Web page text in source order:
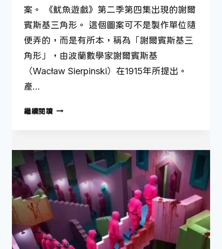
案。 《魷魚遊戲》第二季第四集出現的謝爾
賓斯基三角形。 這個圖案可不是製作單位隨
便弄的，而是有所本，稱為「謝爾賓斯基三
角形」，由波蘭數學家謝爾賓斯基
（Wacław Sierpinski）在1915年所提出。
產…
繼續閱讀《魷
無
限
迴